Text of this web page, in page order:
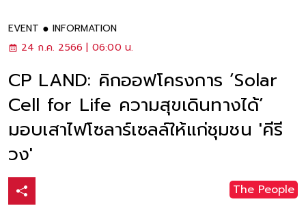
EVENT
INFORMATION
24 ก.ค. 2566 | 06:00 น.
CP LAND: คิกออฟโครงการ ‘Solar
Cell for Life ความสุขเดินทางได้’
มอบเสาไฟโซลาร์เซลล์ให้แก่ชุมชน 'คีรี
วง'
The People